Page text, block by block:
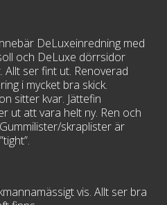
DeLuxeinredning med
och DeLuxe dörrsidor
Allt ser fint ut. Renoverad
i mycket bra skick.
sitter kvar. Jättefin
ut att vara helt ny. Ren och
skraplister är
vis. Allt ser bra